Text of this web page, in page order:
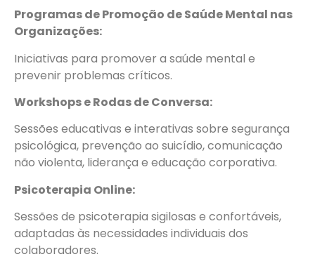
Programas de Promoção de Saúde Mental nas
Organizações:
Iniciativas para promover a saúde mental e
prevenir problemas críticos.
Workshops e Rodas de Conversa:
Sessões educativas e interativas sobre segurança
psicológica, prevenção ao suicídio, comunicação
não violenta, liderança e educação corporativa.
Psicoterapia Online:
Sessões de psicoterapia sigilosas e confortáveis,
adaptadas às necessidades individuais dos
colaboradores.